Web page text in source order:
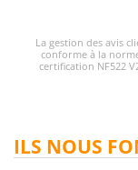
La gestion des avis
conforme à la
certification NF522
ILS NOUS